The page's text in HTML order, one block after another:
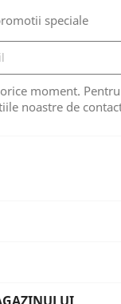
speciale
moment.
noastre de